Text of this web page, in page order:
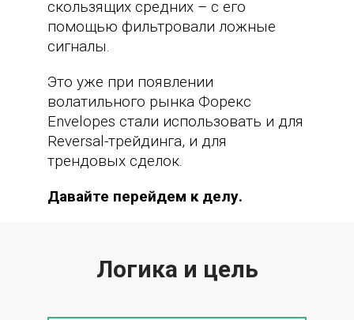
скользящих средних – с его
помощью фильтровали ложные
сигналы.
Это уже при появлении
волатильного рынка Форекс
Envelopes стали использовать и для
Reversal-трейдинга, и для
трендовых сделок.
Давайте перейдем к делу.
Логика и цель